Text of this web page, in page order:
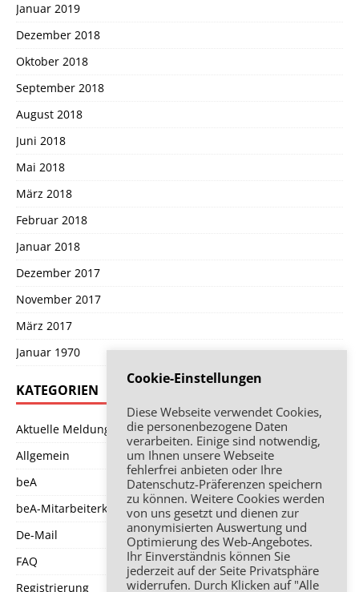
Januar 2019
Dezember 2018
Oktober 2018
September 2018
August 2018
Juni 2018
Mai 2018
März 2018
Februar 2018
Januar 2018
Dezember 2017
November 2017
März 2017
Januar 1970
KATEGORIEN
Aktuelle Meldung
Allgemein
beA
beA-Mitarbeiterkarte
De-Mail
FAQ
Registrierung
Cookie-Einstellungen
Diese Webseite verwendet Cookies,
die personenbezogene Daten
verarbeiten. Einige sind notwendig,
um Ihnen unsere Webseite
fehlerfrei anbieten oder Ihre
Datenschutz-Präferenzen speichern
zu können. Weitere Cookies werden
von uns gesetzt und dienen zur
anonymisierten Auswertung und
Optimierung des Web-Angebotes.
Ihr Einverständnis können Sie
jederzeit auf der Seite Privatsphäre
widerrufen. Durch Klicken auf "Alle